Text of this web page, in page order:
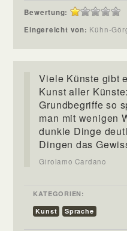
Bewertung:
Eingereicht von: Kühn-
Viele Künste gibt
Kunst aller
Grundbegriffe so
man mit wenigen
dunkle Dinge
Dingen das
Girolamo Cardano
KATEGORIEN:
Kunst
Sprache